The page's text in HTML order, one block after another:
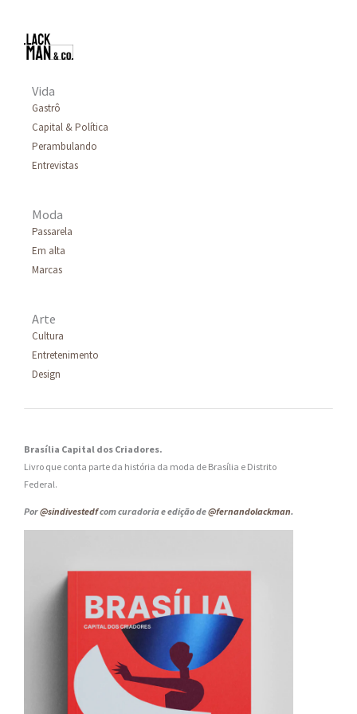
Vida
Gastrô
Capital & Política
Perambulando
Entrevistas
Moda
Passarela
Em alta
Marcas
Arte
Cultura
Entretenimento
Design
Brasília Capital dos Criadores.
Livro que conta parte da história da moda de Brasília e Distrito
Federal.
Por@sindivestedfcom curadoria e edição de@fernandolackman.